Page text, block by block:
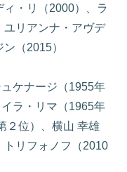
・リ（2000）、ラ
ユリアンナ・アヴデ
（2015）
ケナージ（1955年
ラ・リマ（1965年
２位）、横山 幸雄
トリフォノフ（2010